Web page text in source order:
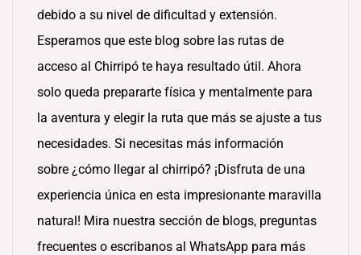
debido a su nivel de dificultad y extensión.
Esperamos que este blog sobre las rutas de
acceso al Chirripó te haya resultado útil. Ahora
solo queda prepararte física y mentalmente para
la aventura y elegir la ruta que más se ajuste a tus
necesidades. Si necesitas más información
sobre ¿cómo llegar al chirripó? ¡Disfruta de una
experiencia única en esta impresionante maravilla
natural! Mira nuestra sección de blogs, preguntas
frecuentes o escribanos al WhatsApp para más